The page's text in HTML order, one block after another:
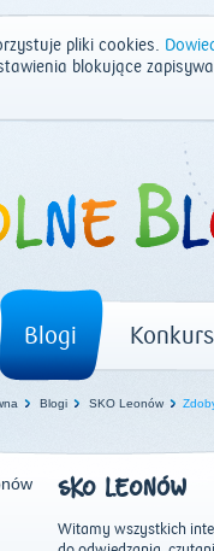
pliki cookies.
blokujące
Blogi
Blogi SKO Leonów
SKO LEONÓW
Witamy wszystkich